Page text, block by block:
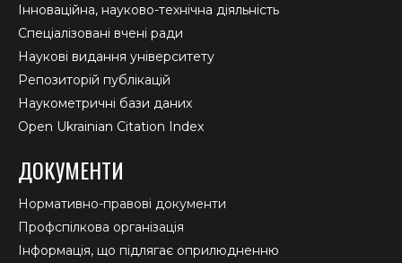
Інноваційна, науково-технічна діяльність
Спеціалізовані вчені ради
Наукові видання університету
Репозиторій публікацій
Наукометричні бази даних
Open Ukrainian Citation Index
ДОКУМЕНТИ
Нормативно-правові документи
Профспілкова організація
Інформація, що підлягає оприлюдненню